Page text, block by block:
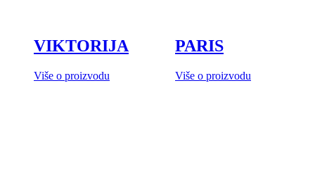
VIKTORIJA
Više o proizvodu
PARIS
Više o proizvodu